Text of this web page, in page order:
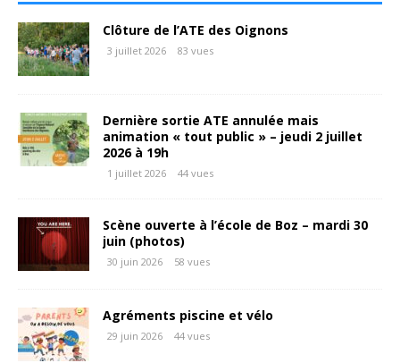
Clôture de l’ATE des Oignons
3 juillet 2026 83 vues
Dernière sortie ATE annulée mais
animation « tout public » – jeudi 2 juillet
2026 à 19h
1 juillet 2026 44 vues
Scène ouverte à l’école de Boz – mardi 30
juin (photos)
30 juin 2026 58 vues
Agréments piscine et vélo
29 juin 2026 44 vues